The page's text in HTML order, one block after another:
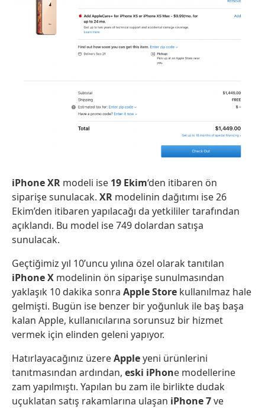
iPhone XR modeli ise 19 Ekim‘den itibaren ön
siparişe sunulacak. XR modelinin dağıtımı ise 26
Ekim’den itibaren yapılacağı da yetkililer tarafından
açıklandı. Bu model ise 749 dolardan satışa
sunulacak.
Geçtiğimiz yıl 10’uncu yılına özel olarak tanıtılan
iPhone X modelinin ön siparişe sunulmasından
yaklaşık 10 dakika sonra Apple Store kullanılmaz hale
gelmişti. Bugün ise benzer bir yoğunluk ile baş başa
kalan Apple, kullanıcılarına sorunsuz bir hizmet
vermek için elinden geleni yapıyor.
Hatırlayacağınız üzereAppleyeni ürünlerini
tanıtmasından ardından, eski iPhone modellerine
zam yapılmıştı. Yapılan bu zam ile birlikte dudak
uçuklatan satış rakamlarına ulaşan iPhone 7ve